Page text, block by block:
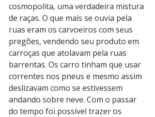
cosmopolita, uma verdadeira mistura
de raças. O que mais se ouvia pela
ruas eram os carvoeiros com seus
pregões, vendendo seu produto em
carroças que atolavam pela ruas
barrentas. Os carro tinham que usar
correntes nos pneus e mesmo assim
deslizavam como se estivessem
andando sobre neve. Com o passar
do tempo foi possível trazer os